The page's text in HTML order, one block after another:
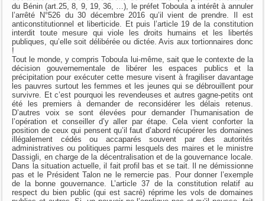
du Bénin (art.25, 8, 9, 19, 36, …), le préfet Toboula a intérêt à annuler
l’arrêté N°526 du 30 décembre 2016 qu’il vient de prendre. Il est
anticonstitutionnel et liberticide. Et puis l’article 19 de la constitution
interdit toute mesure qui viole les droits humains et les libertés
publiques, qu’elle soit délibérée ou dictée. Avis aux tortionnaires donc
!
Tout le monde, y compris Toboula lui-même, sait que le contexte de la
décision gouvernementale de libérer les espaces publics et la
précipitation pour exécuter cette mesure visent à fragiliser davantage
les pauvres surtout les femmes et les jeunes qui se débrouillent pour
survivre. Et c’est pourquoi les revendeuses et autres gagne-petits ont
été les premiers à demander de reconsidérer les délais retenus.
D’autres voix se sont élevées pour demander l’humanisation de
l’opération et conseiller d’y aller par étape. Cela vient conforter la
position de ceux qui pensent qu’il faut d’abord récupérer les domaines
illégalement cédés ou accaparés souvent par des autorités
administratives ou politiques parmi lesquels des maires et le ministre
Dassigli, en charge de la décentralisation et de la gouvernance locale.
Dans la situation actuelle, il fait profil bas et se tait. Il ne démissionne
pas et le Président Talon ne le remercie pas. Pour donner l’exemple
de la bonne gouvernance. L’article 37 de la constitution relatif au
respect du bien public (qui est sacré) réprime les vols de domaines